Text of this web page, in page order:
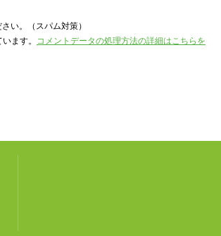
い。（スパム対策）
ます。 コメントデータの処理方法の詳細はこちらを